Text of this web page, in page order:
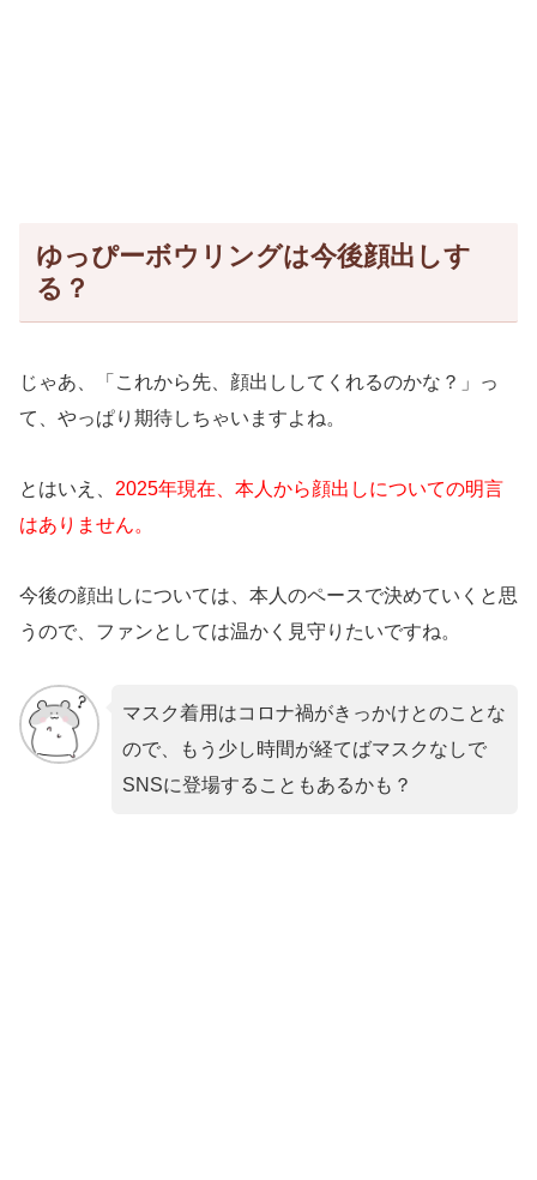
ゆっぴーボウリングは今後顔出しす
る？
じゃあ、「これから先、顔出ししてくれるのかな？」っ
て、やっぱり期待しちゃいますよね。
とはいえ、 2025年現在、本人から顔出しについての明言
はありません。
今後の顔出しについては、本人のペースで決めていくと思
うので、ファンとしては温かく見守りたいですね。
マスク着用はコロナ禍がきっかけとのことな
ので、もう少し時間が経てばマスクなしで
SNSに登場することもあるかも？